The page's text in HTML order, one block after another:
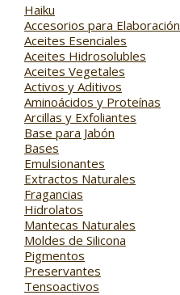
Haiku
Accesorios para Elaboración
Aceites Esenciales
Aceites Hidrosolubles
Aceites Vegetales
Activos y Aditivos
Aminoácidos y Proteínas
Arcillas y Exfoliantes
Base para Jabón
Bases
Emulsionantes
Extractos Naturales
Fragancias
Hidrolatos
Mantecas Naturales
Moldes de Silicona
Pigmentos
Preservantes
Tensoactivos